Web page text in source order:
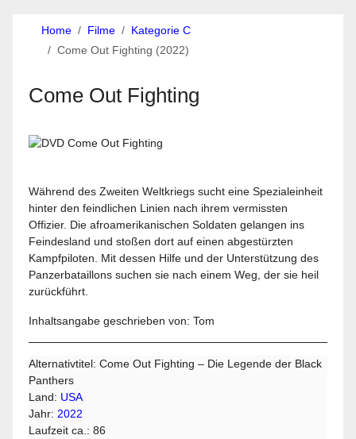
Home Filme
Kategorie C
Come Out Fighting (2022)
Come Out Fighting
Während des Zweiten Weltkriegs sucht eine Spezialeinheit
hinter den feindlichen Linien nach ihrem vermissten
Offizier. Die afroamerikanischen Soldaten gelangen ins
Feindesland und stoßen dort auf einen abgestürzten
Kampfpiloten. Mit dessen Hilfe und der Unterstützung des
Panzerbataillons suchen sie nach einem Weg, der sie heil
zurückführt.
Inhaltsangabe geschrieben von: Tom
Alternativtitel: Come Out Fighting – Die Legende der Black
Panthers
Land: USA
Jahr: 2022
Laufzeit ca.: 86